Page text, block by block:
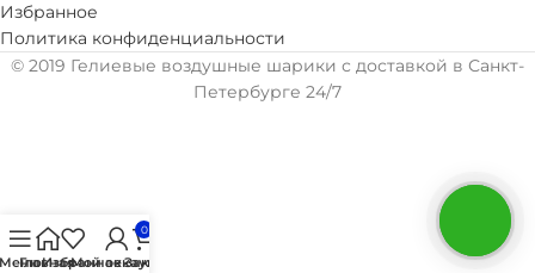
Избранное
Политика конфиденциальности
© 2019 Гелиевые воздушные шарики с доставкой в Санкт-
Петербурге 24/7
Главная
Избранное
Мой аккаунт
0
Заказ